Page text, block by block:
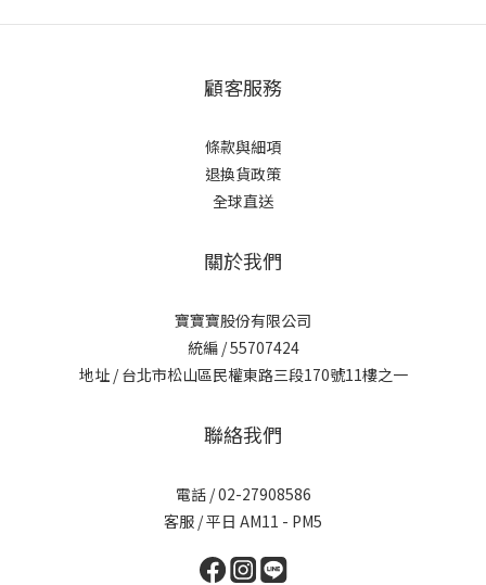
顧客服務
條款與細項
退換貨政策
全球直送
關於我們
寶寶寶股份有限公司
統編 / 55707424
地址 / 台北市松山區民權東路三段170號11樓之一
聯絡我們
電話 / 02-27908586
客服 / 平日 AM11 - PM5